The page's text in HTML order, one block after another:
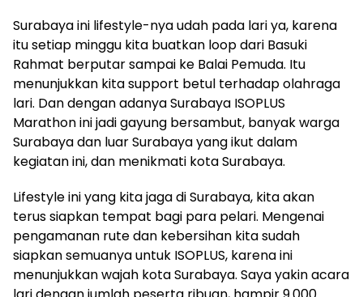
Surabaya ini lifestyle-nya udah pada lari ya, karena
itu setiap minggu kita buatkan loop dari Basuki
Rahmat berputar sampai ke Balai Pemuda. Itu
menunjukkan kita support betul terhadap olahraga
lari. Dan dengan adanya Surabaya ISOPLUS
Marathon ini jadi gayung bersambut, banyak warga
Surabaya dan luar Surabaya yang ikut dalam
kegiatan ini, dan menikmati kota Surabaya.
Lifestyle ini yang kita jaga di Surabaya, kita akan
terus siapkan tempat bagi para pelari. Mengenai
pengamanan rute dan kebersihan kita sudah
siapkan semuanya untuk ISOPLUS, karena ini
menunjukkan wajah kota Surabaya. Saya yakin acara